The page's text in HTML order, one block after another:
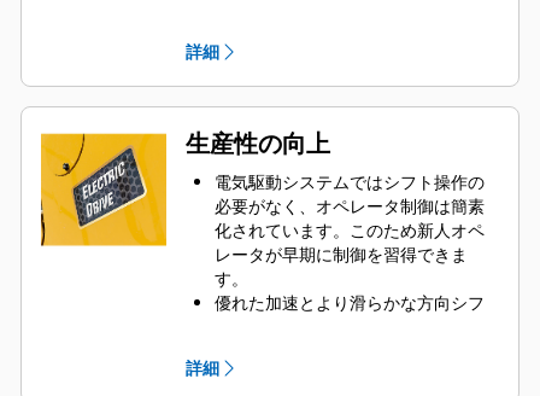
ねじり衝撃やねじり力に耐えられる
ように、リアフレームは箱型断面構
造となっています。
過酷な作業条件と複数のライフサイ
クルに耐える堅牢な構造を備えてい
ます。
ダイナミックブレーキにより、単一
ペダルモードで運転中、ブレーキ耐
用年数を延長できます。
詳細
生産性の向上
電気駆動システムではシフト操作の
必要がなく、オペレータ制御は簡素
化されています。このため新人オペ
レータが早期に制御を習得できま
す。
優れた加速とより滑らかな方向シフ
ステアリングおよびインテグレーテ
詳細